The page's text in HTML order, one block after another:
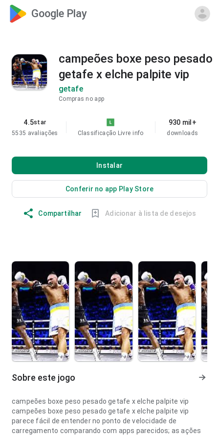
Google Play
campeões boxe peso pesado
getafe x elche palpite vip
getafe
Compras no app
4.5star
5535 avaliações
Classificação Livre info
930 mil+
downloads
Instalar
Conferir no app Play Store
Compartilhar Adicionar à lista de desejos
Sobre este jogo
campeões boxe peso pesado getafe x elche palpite vip
campeões boxe peso pesado getafe x elche palpite vip
parece fácil de entender no ponto de velocidade de
carregamento comparando com apps parecidos; as ações